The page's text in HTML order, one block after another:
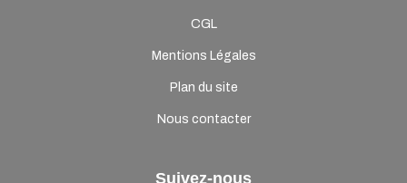
CGL
Mentions Légales
Plan du site
Nous contacter
Suivez-nous